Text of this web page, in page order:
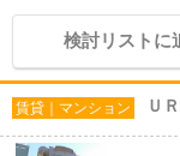
検討リストに
賃貸｜マンション Ｕ